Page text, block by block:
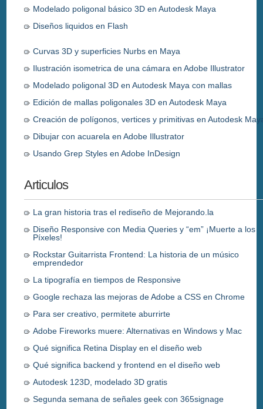
Modelado poligonal básico 3D en Autodesk Maya
Diseños liquidos en Flash
Curvas 3D y superficies Nurbs en Maya
Ilustración isometrica de una cámara en Adobe Illustrator
Modelado poligonal 3D en Autodesk Maya con mallas
Edición de mallas poligonales 3D en Autodesk Maya
Creación de polígonos, vertices y primitivas en Autodesk
Dibujar con acuarela en Adobe Illustrator
Usando Grep Styles en Adobe InDesign
Articulos
La gran historia tras el rediseño de Mejorando.la
Diseño Responsive con Media Queries y “em” ¡Muerte a los
Píxeles!
Rockstar Guitarrista Frontend: La historia de un músico
emprendedor
La tipografía en tiempos de Responsive
Google rechaza las mejoras de Adobe a CSS en Chrome
Para ser creativo, permitete aburrirte
Adobe Fireworks muere: Alternativas en Windows y Mac
Qué significa Retina Display en el diseño web
Qué significa backend y frontend en el diseño web
Autodesk 123D, modelado 3D gratis
Segunda semana de señales geek con 365signage